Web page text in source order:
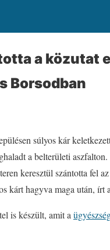
a közutat
Borsodban
súlyos kár
a belterületi
keresztül szántotta fel
kárt hagyva maga után, írt
is készült, amit a